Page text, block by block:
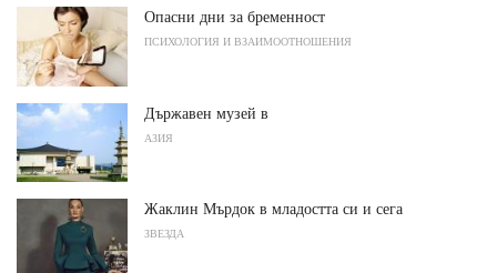
Опасни дни за бременност
ПСИХОЛОГИЯ И ВЗАИМООТНОШЕНИЯ
Държавен музей в
АЗИЯ
Жаклин Мърдок в младостта си и сега
ЗВЕЗДА